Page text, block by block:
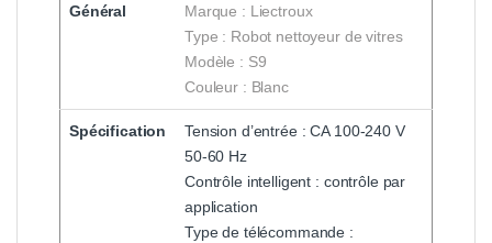
Général
Marque : Liectroux
Type : Robot nettoyeur de vitres
Modèle : S9
Couleur : Blanc
Spécification
Tension d’entrée : CA 100-240 V
50-60 Hz
Contrôle intelligent : contrôle par
application
Type de télécommande :